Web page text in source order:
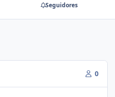
Seguidores
0